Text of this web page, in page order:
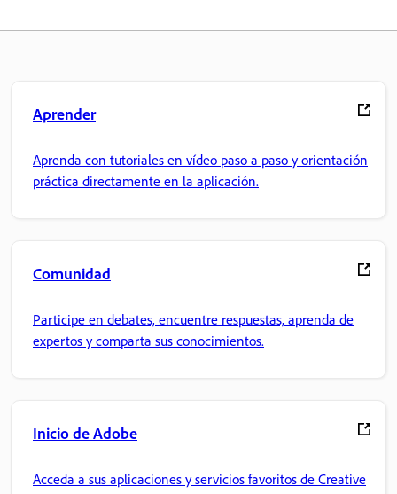
Aprender
Aprenda con tutoriales en vídeo paso a paso y orientación
práctica directamente en la aplicación.
Comunidad
Participe en debates, encuentre respuestas, aprenda de
expertos y comparta sus conocimientos.
Inicio de Adobe
Acceda a sus aplicaciones y servicios favoritos de Creative